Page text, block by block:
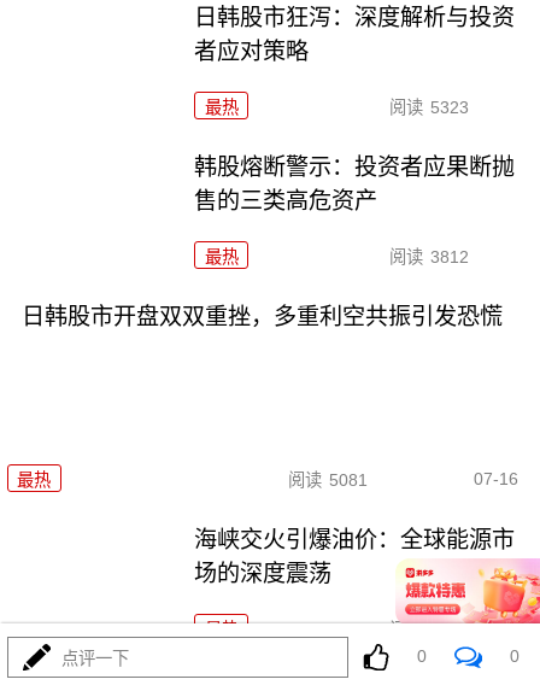
日韩股市狂泻：深度解析与投资
者应对策略
最热 阅读 5323
韩股熔断警示：投资者应果断抛
售的三类高危资产
最热 阅读 3812
日韩股市开盘双双重挫，多重利空共振引发恐慌
最热 阅读 5081 07-16
海峡交火引爆油价：全球能源市
场的深度震荡
最热 阅读 5129
点评一下 0 0